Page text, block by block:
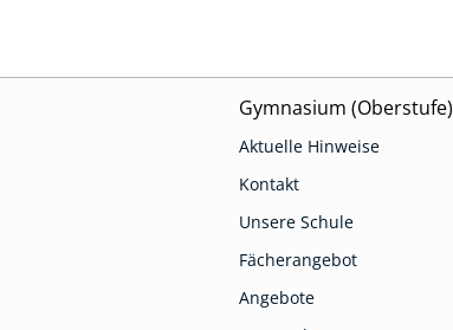
Gymnasium (Oberstufe)
Aktuelle Hinweise
Kontakt
Unsere Schule
Fächerangebot
Angebote